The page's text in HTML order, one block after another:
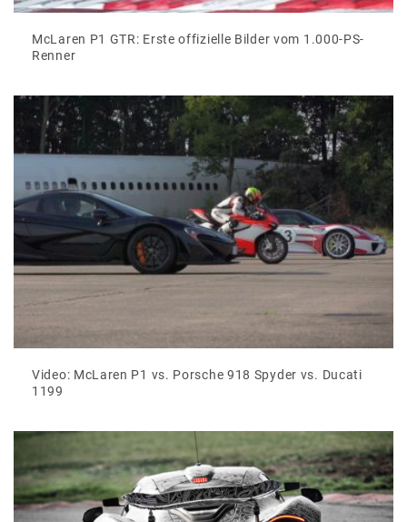
McLaren P1 GTR: Erste offizielle Bilder vom 1.000-PS-
Renner
Video: McLaren P1 vs. Porsche 918 Spyder vs. Ducati
1199